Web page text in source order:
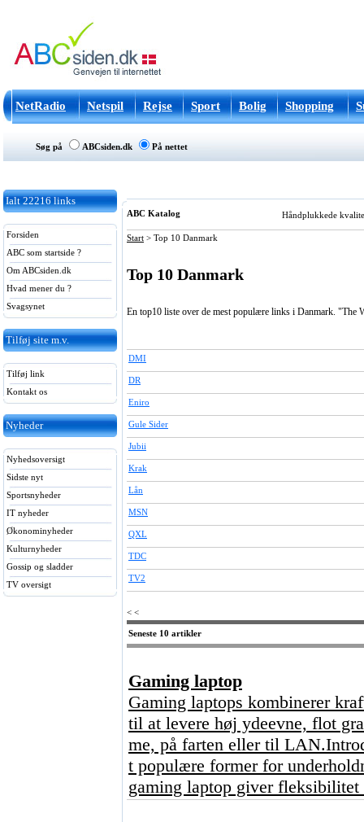
NetRadio Netspil Rejse Sport Bolig Shopping
Søg på ABCsiden.dk På nettet
Ialt 22216 links
Forsiden
ABC som startside ?
Om ABCsiden.dk
Hvad mener du ?
Svagsynet
Tilføj site m.v.
Tilføj link
Kontakt os
Nyheder
Nyhedsoversigt
Sidste nyt
Sportsnyheder
IT nyheder
Økonominyheder
Kulturnyheder
Gossip og sladder
TV oversigt
ABC Katalog Håndplukkede
Start > Top 10 Danmark
Top 10 Danmark
En top10 liste over de mest populære links i Danmark. "The
DMI
DR
Eniro
Gule Sider
Jubii
Krak
Lån
MSN
QXL
TDC
TV2
< <
Seneste 10 artikler
Gaming laptop
Gaming laptops kombinerer
til at levere høj ydeevne, flot
me, på farten eller til
t populære former for
gaming laptop giver fleksibilitet